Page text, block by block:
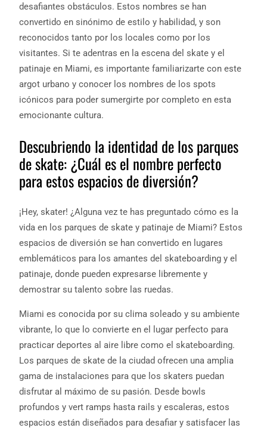
desafiantes obstáculos. Estos nombres se han
convertido en sinónimo de estilo y habilidad, y son
reconocidos tanto por los locales como por los
visitantes. Si te adentras en la escena del skate y el
patinaje en Miami, es importante familiarizarte con este
argot urbano y conocer los nombres de los spots
icónicos para poder sumergirte por completo en esta
emocionante cultura.
Descubriendo la identidad de los parques
de skate: ¿Cuál es el nombre perfecto
para estos espacios de diversión?
¡Hey, skater! ¿Alguna vez te has preguntado cómo es la
vida en los parques de skate y patinaje de Miami? Estos
espacios de diversión se han convertido en lugares
emblemáticos para los amantes del skateboarding y el
patinaje, donde pueden expresarse libremente y
demostrar su talento sobre las ruedas.
Miami es conocida por su clima soleado y su ambiente
vibrante, lo que lo convierte en el lugar perfecto para
practicar deportes al aire libre como el skateboarding.
Los parques de skate de la ciudad ofrecen una amplia
gama de instalaciones para que los skaters puedan
disfrutar al máximo de su pasión. Desde bowls
profundos y vert ramps hasta rails y escaleras, estos
espacios están diseñados para desafiar y satisfacer las